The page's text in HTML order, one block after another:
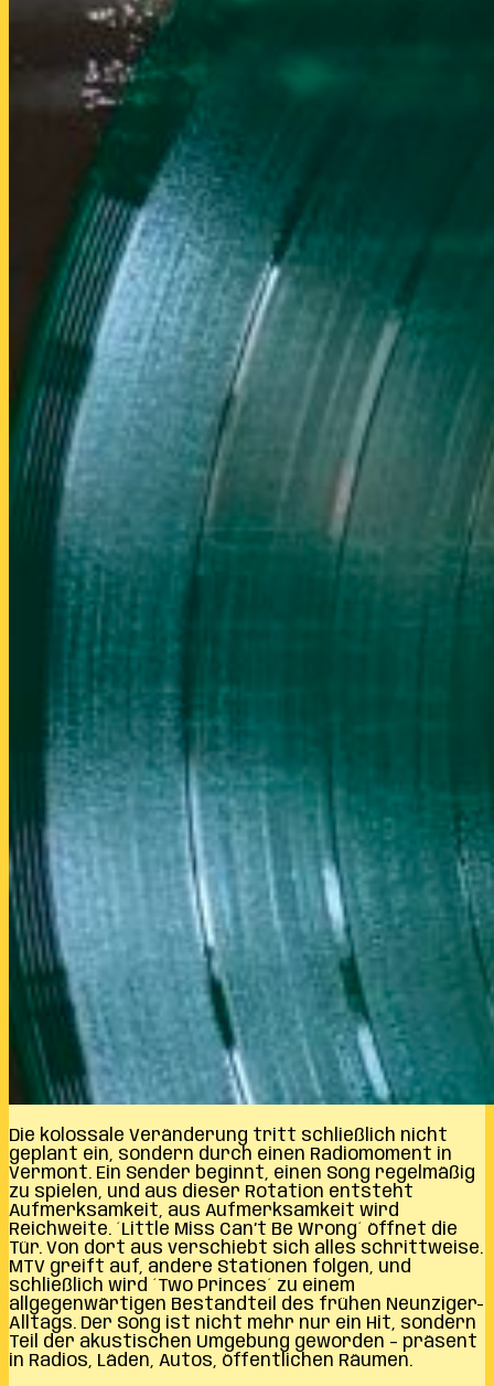
Die kolossale Veränderung tritt schließlich nicht
geplant ein, sondern durch einen Radiomoment in
Vermont. Ein Sender beginnt, einen Song regelmäßig
zu spielen, und aus dieser Rotation entsteht
Aufmerksamkeit, aus Aufmerksamkeit wird
Reichweite. ´Little Miss Can’t Be Wrong´ öffnet die
Tür. Von dort aus verschiebt sich alles schrittweise.
MTV greift auf, andere Stationen folgen, und
schließlich wird ´Two Princes´ zu einem
allgegenwärtigen Bestandteil des frühen Neunziger-
Alltags. Der Song ist nicht mehr nur ein Hit, sondern
Teil der akustischen Umgebung geworden – präsent
in Radios, Läden, Autos, öffentlichen Räumen.